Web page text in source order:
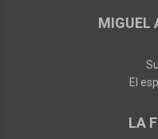
MIGUEL
El
LA